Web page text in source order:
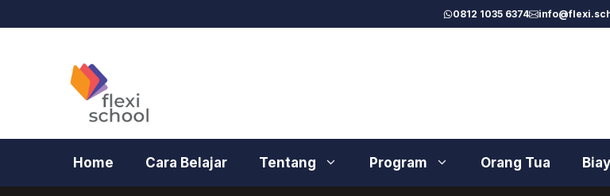
ke
0812 1035 6374
Home Cara Belajar Tentang Program Orang Tua